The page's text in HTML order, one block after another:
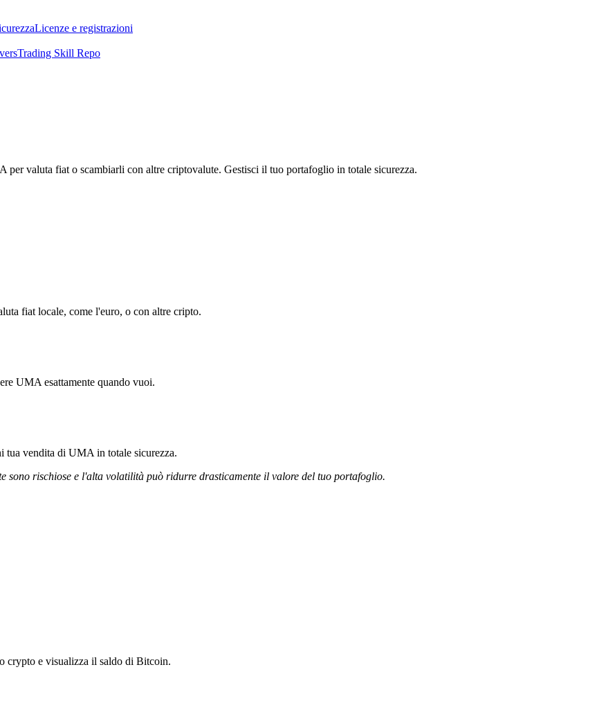
Licenze e registrazioni
Trading Skill Repo
valuta fiat o scambiarli con altre criptovalute. Gestisci il tuo portafoglio in totale sicurezza.
fiat locale, come l'euro, o con altre cripto.
UMA esattamente quando vuoi.
tua vendita di UMA in totale sicurezza.
sono rischiose e l'alta volatilità può ridurre drasticamente il valore del tuo portafoglio.
crypto e visualizza il saldo di Bitcoin.